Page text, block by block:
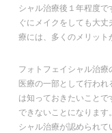
シャル治療後１年程度
ぐにメイクをしても大
療には、多くのメリット
フォトフェイシャル治療
医療の一部として行わ
は知っておきたいこと
できないことになりま
シャル治療が認められ